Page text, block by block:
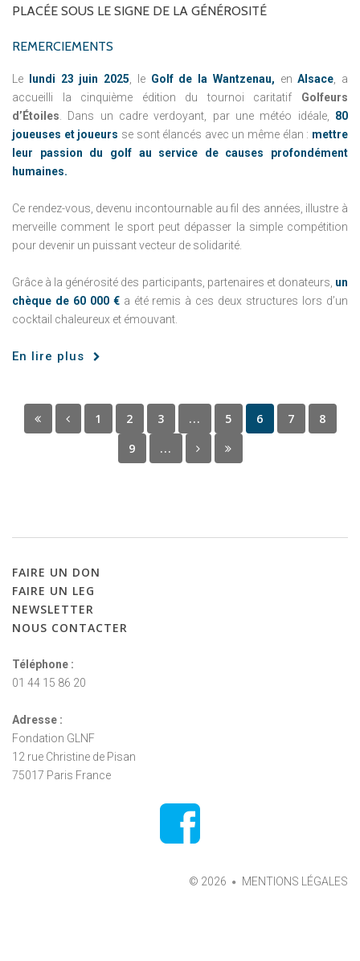
PLACÉE SOUS LE SIGNE DE LA GÉNÉROSITÉ
REMERCIEMENTS
Le lundi 23 juin 2025 , le Golf de la Wantzenau, en Alsace , a
accueilli la cinquième édition du tournoi caritatif Golfeurs
d’Étoiles . Dans un cadre verdoyant, par une météo idéale, 80
joueuses et joueurs se sont élancés avec un même élan : mettre
leur passion du golf au service de causes profondément
humaines.
Ce rendez-vous, devenu incontournable au fil des années, illustre à
merveille comment le sport peut dépasser la simple compétition
pour devenir un puissant vecteur de solidarité.
Grâce à la générosité des participants, partenaires et donateurs, un
chèque de 60 000 € a été remis à ces deux structures lors d’un
cocktail chaleureux et émouvant.
En lire plus
1 2 3 ... 5 6 7
8
9
...
FAIRE UN DON
FAIRE UN LEG
NEWSLETTER
NOUS CONTACTER
Téléphone :
01 44 15 86 20
Adresse :
Fondation GLNF
12 rue Christine de Pisan
75017 Paris France
© 2026 MENTIONS LÉGALES